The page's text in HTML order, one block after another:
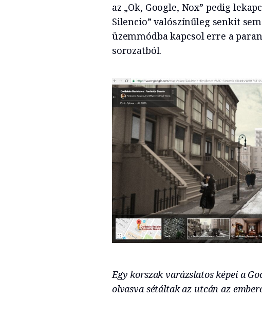
az „Ok, Google, Nox” pedig
Silencio” valószínűleg senkit
üzemmódba kapcsol erre a
sorozatból.
Egy korszak varázslatos képei a
olvasva sétáltak az utcán az